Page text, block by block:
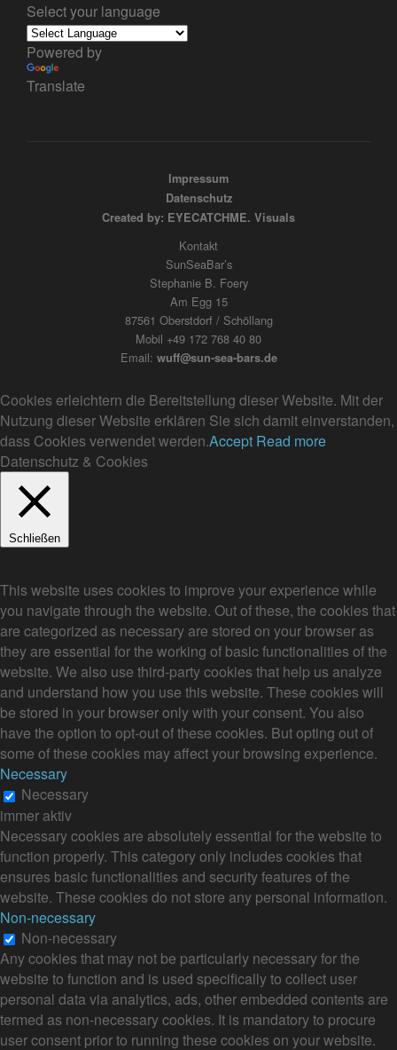
Select your language
Powered by
Translate
Impressum
Datenschutz
Created by: EYECATCHME. Visuals
Kontakt
SunSeaBar’s
Stephanie B. Foery
Am Egg 15
87561 Oberstdorf / Schöllang
Mobil +49 172 768 40 80
Email: wuff@sun-sea-bars.de
Cookies erleichtern die Bereitstellung dieser Website. Mit der
Nutzung dieser Website erklären Sie sich damit einverstanden,
dass Cookies verwendet werden.Accept Read more
Datenschutz & Cookies
Schließen
This website uses cookies to improve your experience while
you navigate through the website. Out of these, the cookies that
are categorized as necessary are stored on your browser as
they are essential for the working of basic functionalities of the
website. We also use third-party cookies that help us analyze
and understand how you use this website. These cookies will
be stored in your browser only with your consent. You also
have the option to opt-out of these cookies. But opting out of
some of these cookies may affect your browsing experience.
Necessary
Necessary
immer aktiv
Necessary cookies are absolutely essential for the website to
function properly. This category only includes cookies that
ensures basic functionalities and security features of the
website. These cookies do not store any personal information.
Non-necessary
Non-necessary
Any cookies that may not be particularly necessary for the
website to function and is used specifically to collect user
personal data via analytics, ads, other embedded contents are
termed as non-necessary cookies. It is mandatory to procure
user consent prior to running these cookies on your website.